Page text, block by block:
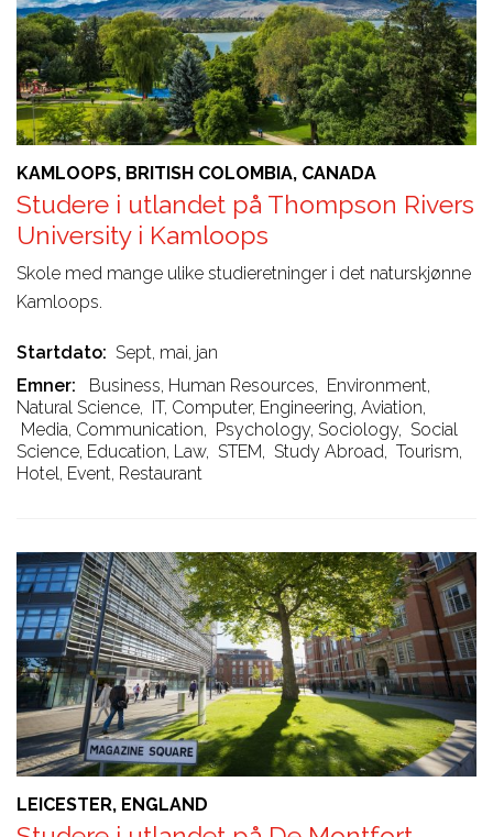
KAMLOOPS, BRITISH COLOMBIA, CANADA
Studere i utlandet på Thompson Rivers
University i Kamloops
Skole med mange ulike studieretninger i det naturskjønne
Kamloops.
Startdato
Sept, mai, jan
Emner
Business, Human Resources, Environment,
Natural Science, IT, Computer, Engineering, Aviation,
Media, Communication, Psychology, Sociology, Social
Science, Education, Law, STEM, Study Abroad, Tourism,
Hotel, Event, Restaurant
LEICESTER, ENGLAND